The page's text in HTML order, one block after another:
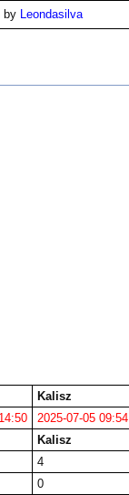
by Leondasilva
Kalisz
2025-07-05 09:54
Kalisz
4
0